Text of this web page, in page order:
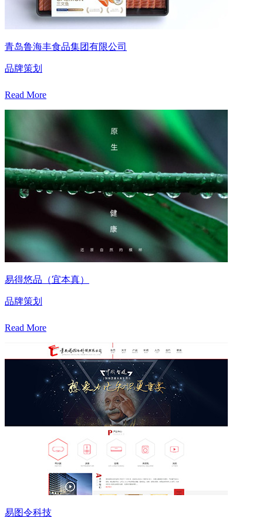
青岛鲁海丰食品集团有限公司
品牌策划
Read More
易得悠品（宜本真）
品牌策划
Read More
易图令科技